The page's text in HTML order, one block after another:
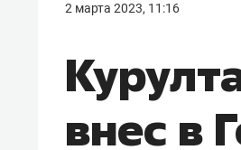
2 марта 2023, 11:16
внес в